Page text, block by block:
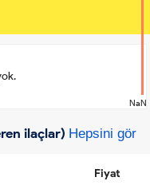
ilaçlar) Hepsini gör
Fiyat
NaN